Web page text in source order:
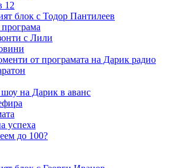
12
блок с Тодор Пантилеев
с Лили
от програмата на Дарик радио
на Дарик в аванс
успеха
до 100?